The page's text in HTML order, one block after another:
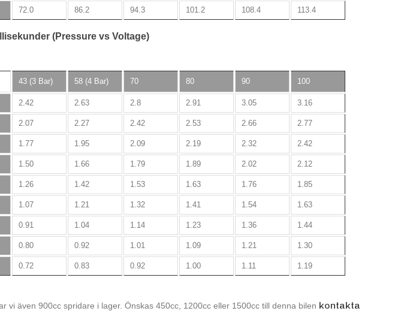
72.0 86.2 94.3 101.2 108.4 113.4
(Pressure vs Voltage)
43 (3 Bar) 58 (4 Bar) 70 80 90 100
2.42 2.63 2.8 2.91 3.05 3.16
2.07 2.27 2.42 2.53 2.66 2.77
1.77 1.95 2.09 2.19 2.32 2.42
1.50 1.66 1.79 1.89 2.02 2.12
1.26 1.42 1.53 1.63 1.76 1.85
1.07 1.21 1.32 1.41 1.54 1.63
0.91 1.04 1.14 1.23 1.36 1.44
0.80 0.92 1.01 1.09 1.21 1.30
0.72 0.83 0.92 1.00 1.11 1.19
vi även 900cc spridare i lager. Önskas 450cc, 1200cc eller 1500cc till denna bilen kontakta